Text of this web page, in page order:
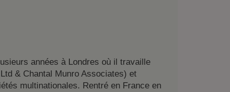
années à Londres où il travaille
& Chantal Munro Associates) et
multinationales. Rentré en France en